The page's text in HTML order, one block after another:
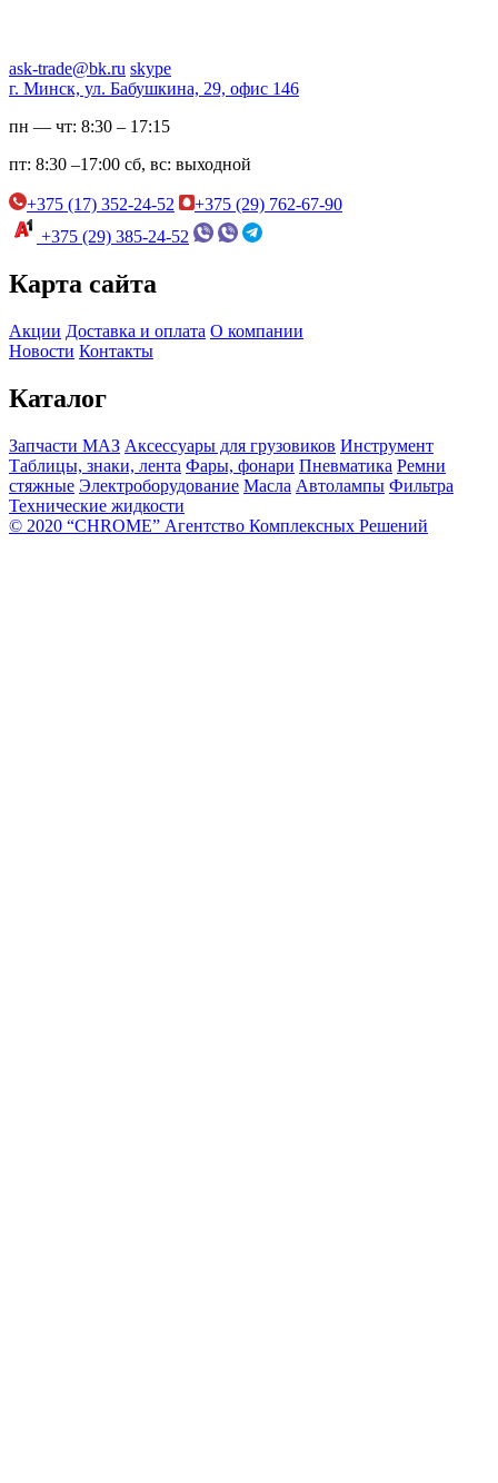
ask-trade@bk.ru skype
г. Минск, ул. Бабушкина, 29, офис 146
пн — чт: 8:30 – 17:15
пт: 8:30 –17:00 сб, вс: выходной
+375 (17) 352-24-52
+375 (29) 762-67-90
+375 (29) 385-24-52
Карта сайта
Акции Доставка и оплата О компании
Новости Контакты
Каталог
Запчасти МАЗ Аксессуары для грузовиков Инструмент
Таблицы, знаки, лента Фары, фонари Пневматика Ремни
стяжные Электроборудование Масла Автолампы Фильтра
Технические жидкости
© 2020 “CHROME” Агентство Комплексных Решений